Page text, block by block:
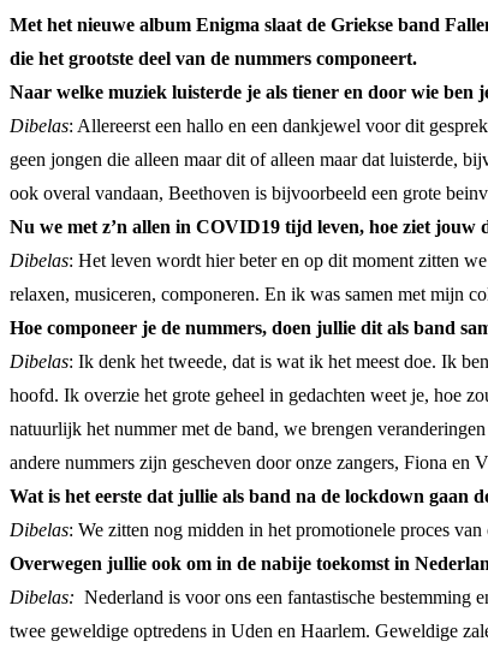
Met het nieuwe album Enigma slaat de Griekse band
die het grootste deel van de nummers componeert.
Naar welke muziek luisterde je als tiener en door wie ben
Dibelas: Allereerst een hallo en een dankjewel voor dit
geen jongen die alleen maar dit of alleen maar dat luisterde,
ook overal vandaan, Beethoven is bijvoorbeeld een grote
Nu we met z’n allen in COVID19 tijd leven, hoe ziet jouw
Dibelas: Het leven wordt hier beter en op dit moment zitten
relaxen, musiceren, componeren. En ik was samen met mijn
Hoe componeer je de nummers, doen jullie dit als band
Dibelas: Ik denk het tweede, dat is wat ik het meest doe. Ik
hoofd. Ik overzie het grote geheel in gedachten weet je, hoe
natuurlijk het nummer met de band, we brengen
andere nummers zijn gescheven door onze zangers, Fiona en
Wat is het eerste dat jullie als band na de lockdown gaan
Dibelas: We zitten nog midden in het promotionele proces
Overwegen jullie ook om in de nabije toekomst in
Dibelas: Nederland is voor ons een fantastische bestemming
twee geweldige optredens in Uden en Haarlem. Geweldige